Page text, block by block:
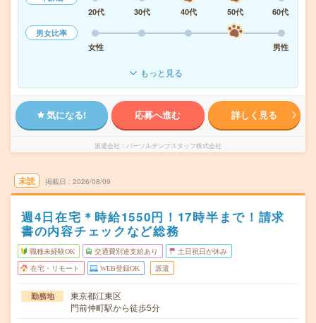
20代
30代 40代 50代
60代
男女比率
女性
男性
もっと見る
気になる! 応募へ進む 詳しく見る
派遣会社 パーソルテンプスタッフ株式会社
未読 掲載日 2026/08/09
週4日在宅＊時給1550円！17時半まで！請求
書の内容チェックなど総務
職種未経験OK 交通費別途支給あり 土日祝日が休み
在宅・リモート WEB登録OK 派遣
勤務地
東京都江東区
門前仲町駅から徒歩5分